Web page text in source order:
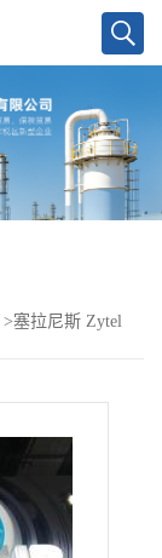
>塞拉尼斯 Zytel